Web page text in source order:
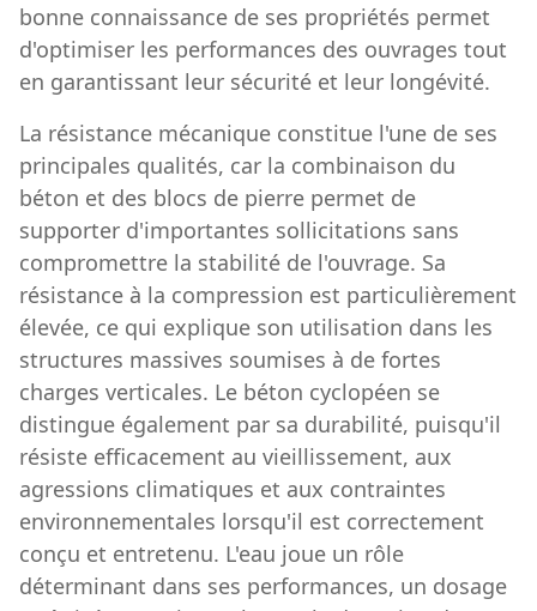
bonne connaissance de ses propriétés permet
d'optimiser les performances des ouvrages tout
en garantissant leur sécurité et leur longévité.
La résistance mécanique constitue l'une de ses
principales qualités, car la combinaison du
béton et des blocs de pierre permet de
supporter d'importantes sollicitations sans
compromettre la stabilité de l'ouvrage. Sa
résistance à la compression est particulièrement
élevée, ce qui explique son utilisation dans les
structures massives soumises à de fortes
charges verticales. Le béton cyclopéen se
distingue également par sa durabilité, puisqu'il
résiste efficacement au vieillissement, aux
agressions climatiques et aux contraintes
environnementales lorsqu'il est correctement
conçu et entretenu. L'eau joue un rôle
déterminant dans ses performances, un dosage